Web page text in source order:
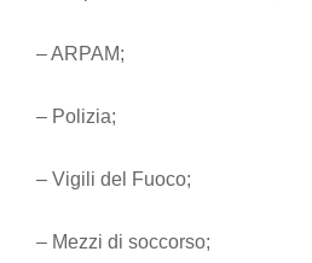
– ARPAM;
– Polizia;
– Vigili del Fuoco;
– Mezzi di soccorso;